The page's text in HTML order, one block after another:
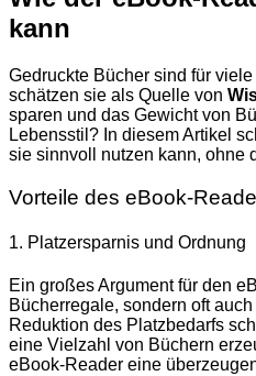
kann
Gedruckte Bücher sind für
schätzen sie als Quelle von
sparen und das Gewicht von
Lebensstil? In diesem Artikel
sie sinnvoll nutzen kann, ohne
Vorteile des eBook-
1. Platzersparnis und Ordnung
Ein großes Argument für den
Bücherregale, sondern oft
Reduktion des Platzbedarfs
eine Vielzahl von Büchern
eBook-Reader eine